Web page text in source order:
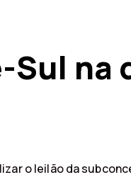
Sul
o leilão da